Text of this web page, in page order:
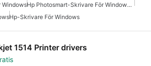
Windows
Hp Photosmart-Skrivare För Windows 7
Hp-Skrivare För Windows
1514 Printer drivers